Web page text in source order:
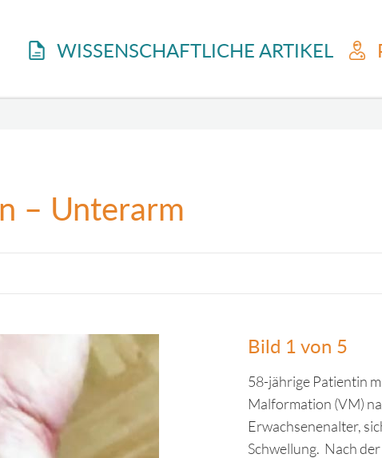
WISSENSCHAFTLICHE ARTIKEL
– Unterarm
Bild 1 von 5
58-jährige Patientin
Malformation (VM)
Erwachsenenalter,
Schwellung. Nach der